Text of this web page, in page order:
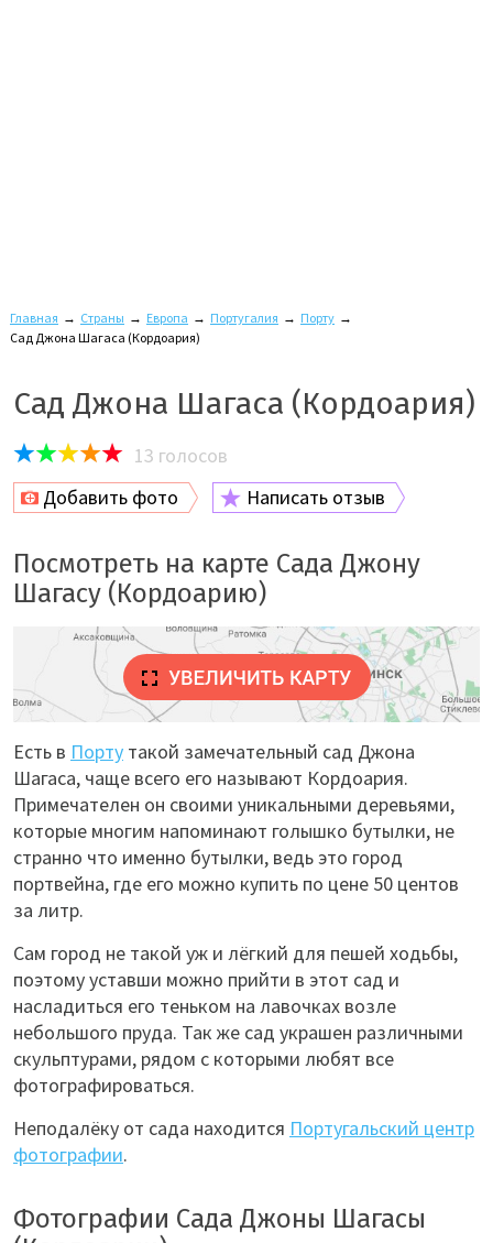
Главная → Страны → Европа → Португалия → Порту →
Сад Джона Шагаса (Кордоария)
Сад Джона Шагаса (Кордоария)
13 голосов
Добавить фото
Написать отзыв
Посмотреть на карте Сада Джону
Шагасу (Кордоарию)
Есть в Порту такой замечательный сад Джона
Шагаса, чаще всего его называют Кордоария.
Примечателен он своими уникальными деревьями,
которые многим напоминают голышко бутылки, не
странно что именно бутылки, ведь это город
портвейна, где его можно купить по цене 50 центов
за литр.
Сам город не такой уж и лёгкий для пешей ходьбы,
поэтому уставши можно прийти в этот сад и
насладиться его теньком на лавочках возле
небольшого пруда. Так же сад украшен различными
скульптурами, рядом с которыми любят все
фотографироваться.
Неподалёку от сада находится Португальский центр
фотографии.
Фотографии Сада Джоны Шагасы